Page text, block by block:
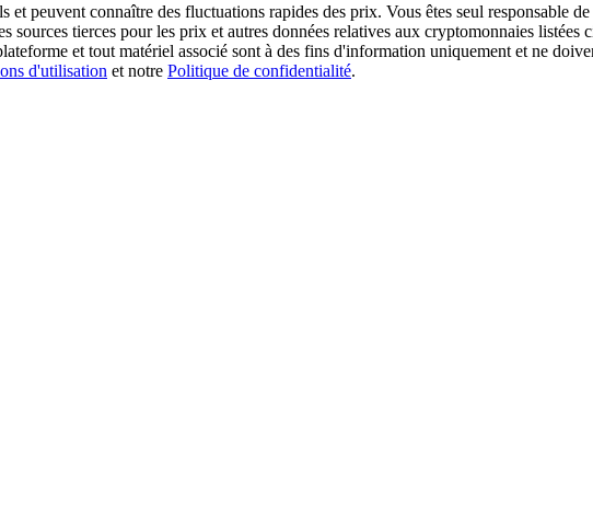
peuvent connaître des fluctuations rapides des prix. Vous êtes seul responsable
sources tierces pour les prix et autres données relatives aux cryptomonnaies listées
et tout matériel associé sont à des fins d'information uniquement et ne
d'utilisation et notre Politique de confidentialité.